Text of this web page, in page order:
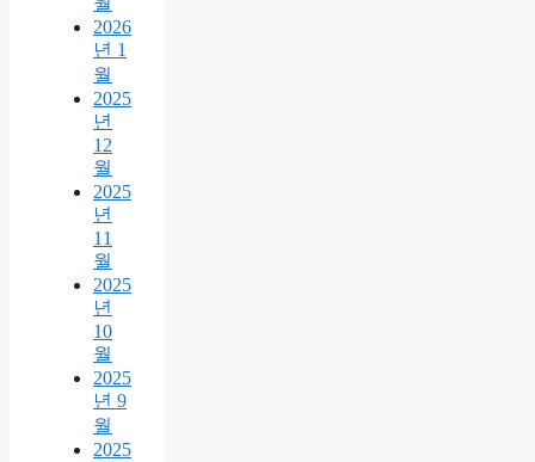
2026
년 1
월
2025
년
12
월
2025
년
11
월
2025
년
10
월
2025
년 9
월
2025